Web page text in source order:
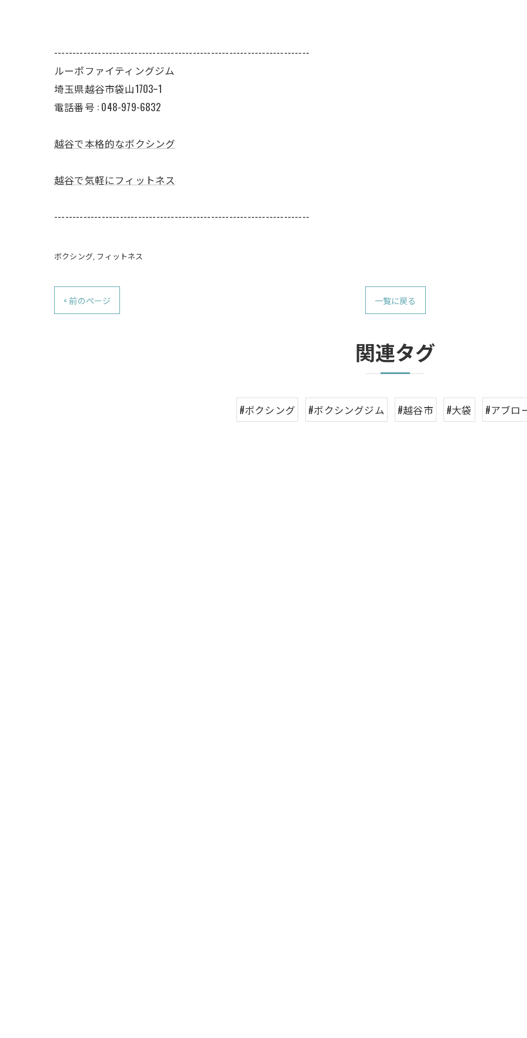
----------------------------------------------------------------------
ルーポファイティングジム
埼玉県越谷市袋山1703ｰ1
電話番号 : 048-979-6832
越谷で本格的なボクシング
越谷で気軽にフィットネス
----------------------------------------------------------------------
ボクシング フィットネス
< 前のページ 一覧に戻る
関連タグ
#ボクシング #ボクシングジム #越谷市 #大袋 #アブロ